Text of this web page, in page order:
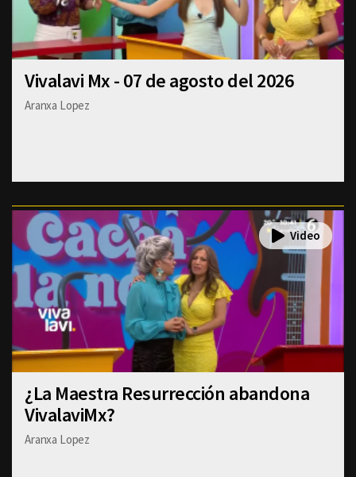
Vivalavi Mx - 07 de agosto del 2026
Aranxa Lopez
¿La Maestra Resurrección abandona
VivalaviMx?
Aranxa Lopez